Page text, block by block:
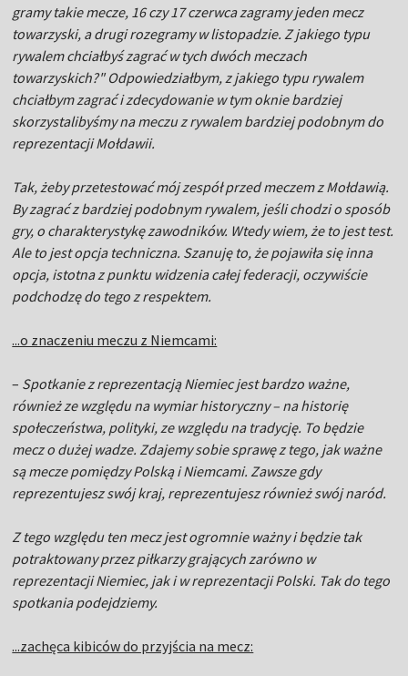
gramy takie mecze, 16 czy 17 czerwca zagramy jeden mecz
towarzyski, a drugi rozegramy w listopadzie. Z jakiego typu
rywalem chciałbyś zagrać w tych dwóch meczach
towarzyskich?" Odpowiedziałbym, z jakiego typu rywalem
chciałbym zagrać i zdecydowanie w tym oknie bardziej
skorzystalibyśmy na meczu z rywalem bardziej podobnym do
reprezentacji Mołdawii.
Tak, żeby przetestować mój zespół przed meczem z Mołdawią.
By zagrać z bardziej podobnym rywalem, jeśli chodzi o sposób
gry, o charakterystykę zawodników. Wtedy wiem, że to jest test.
Ale to jest opcja techniczna. Szanuję to, że pojawiła się inna
opcja, istotna z punktu widzenia całej federacji, oczywiście
podchodzę do tego z respektem.
...o znaczeniu meczu z Niemcami:
– Spotkanie z reprezentacją Niemiec jest bardzo ważne,
również ze względu na wymiar historyczny – na historię
społeczeństwa, polityki, ze względu na tradycję. To będzie
mecz o dużej wadze. Zdajemy sobie sprawę z tego, jak ważne
są mecze pomiędzy Polską i Niemcami. Zawsze gdy
reprezentujesz swój kraj, reprezentujesz również swój naród.
Z tego względu ten mecz jest ogromnie ważny i będzie tak
potraktowany przez piłkarzy grających zarówno w
reprezentacji Niemiec, jak i w reprezentacji Polski. Tak do tego
spotkania podejdziemy.
...zachęca kibiców do przyjścia na mecz: